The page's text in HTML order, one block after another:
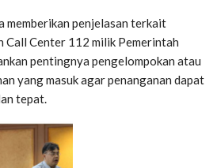
memberikan penjelasan terkait
Call Center 112 milik Pemerintah
pentingnya pengelompokan atau
yang masuk agar penanganan dapat
tepat.